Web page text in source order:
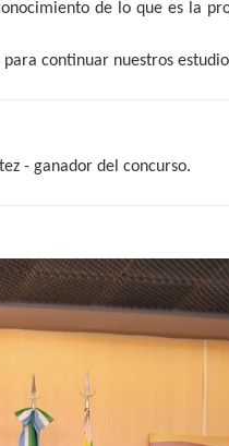
de lo que es la
continuar nuestros
- ganador del concurso.